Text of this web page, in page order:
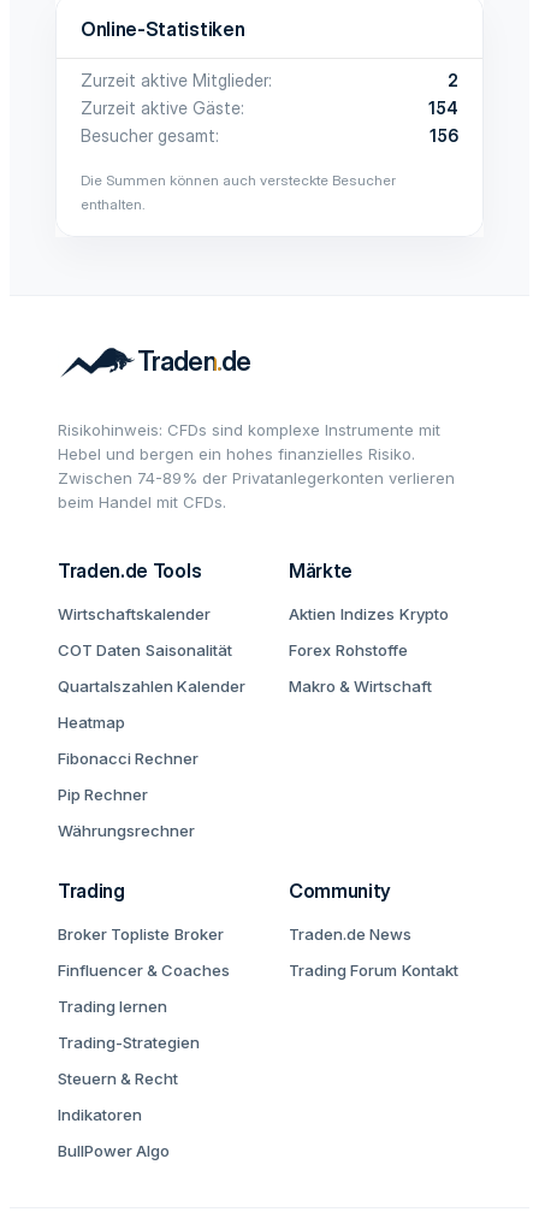
Online-Statistiken
Zurzeit aktive Mitglieder
2
Zurzeit aktive Gäste
154
Besucher gesamt
156
Die Summen können auch versteckte Besucher
enthalten.
Risikohinweis: CFDs sind komplexe Instrumente mit
Hebel und bergen ein hohes finanzielles Risiko.
Zwischen 74-89% der Privatanlegerkonten verlieren
beim Handel mit CFDs.
Traden.de Tools
Wirtschaftskalender
COT Daten Saisonalität
Quartalszahlen Kalender
Heatmap
Fibonacci Rechner
Pip Rechner
Währungsrechner
Märkte
Aktien Indizes Krypto
Forex Rohstoffe
Makro & Wirtschaft
Trading
Broker Topliste Broker
Finfluencer & Coaches
Trading lernen
Trading-Strategien
Steuern & Recht
Indikatoren
BullPower Algo
Community
Traden.de News
Trading Forum Kontakt